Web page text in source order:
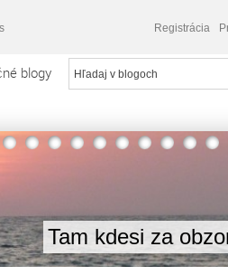
Registrácia
blogy
Tam kdesi za